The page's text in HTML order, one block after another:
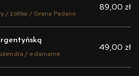
/ żółtko / Grana Padano
89,00 zł
/ edamame
49,00 zł